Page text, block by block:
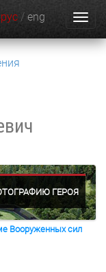
рус / eng
ГЕРОЯ
Вооруженных сил